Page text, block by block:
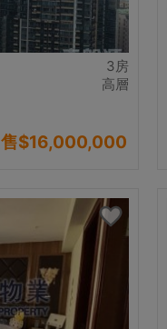
3房
高層
售$16,000,000